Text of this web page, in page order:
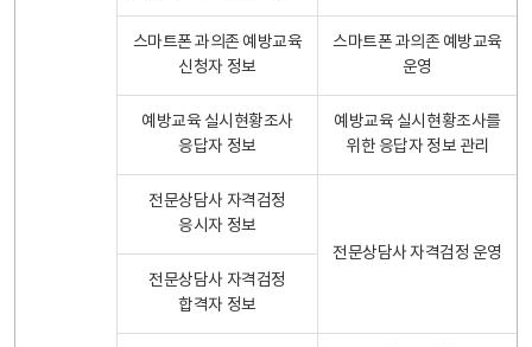
스마트폰 과의존 예방교육
신청자 정보
스마트폰 과의존 예방교육
운영
예방교육 실시현황조사
응답자 정보
예방교육 실시현황조사를
위한 응답자 정보 관리
전문상담사 자격검정
응시자 정보
전문상담사 자격검정 운영
전문상담사 자격검정
합격자 정보